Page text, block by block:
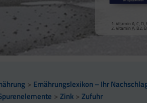
Vitamin A, C,
Vitamin A, B2,
Selen, Zink
Selen und Zink
Vitamin C, E,
sowie zu
Vitamin B2
Vitamin D
Ernährungslexikon – Ihr
Zink Zufuhr